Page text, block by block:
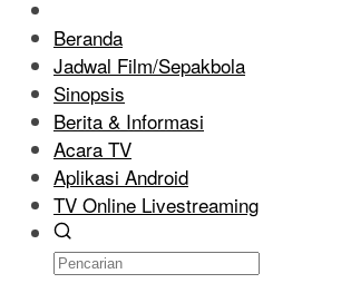
Beranda
Jadwal Film/Sepakbola
Sinopsis
Berita & Informasi
Acara TV
Aplikasi Android
TV Online Livestreaming